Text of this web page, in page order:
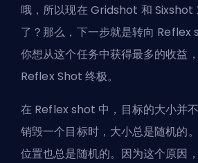
哦，所以现在 Gridshot 和 Sixshot
了？那么，下一步就是转向 Reflex
你想从这个任务中获得最多的收益
Reflex Shot 终极。
在 Reflex shot 中，目标的大小并
销毁一个目标时，大小总是随机的
位置也总是随机的。因为这个原因